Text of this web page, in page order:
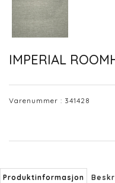
IMPERIAL
Varenummer : 341428
Produktinformasjon